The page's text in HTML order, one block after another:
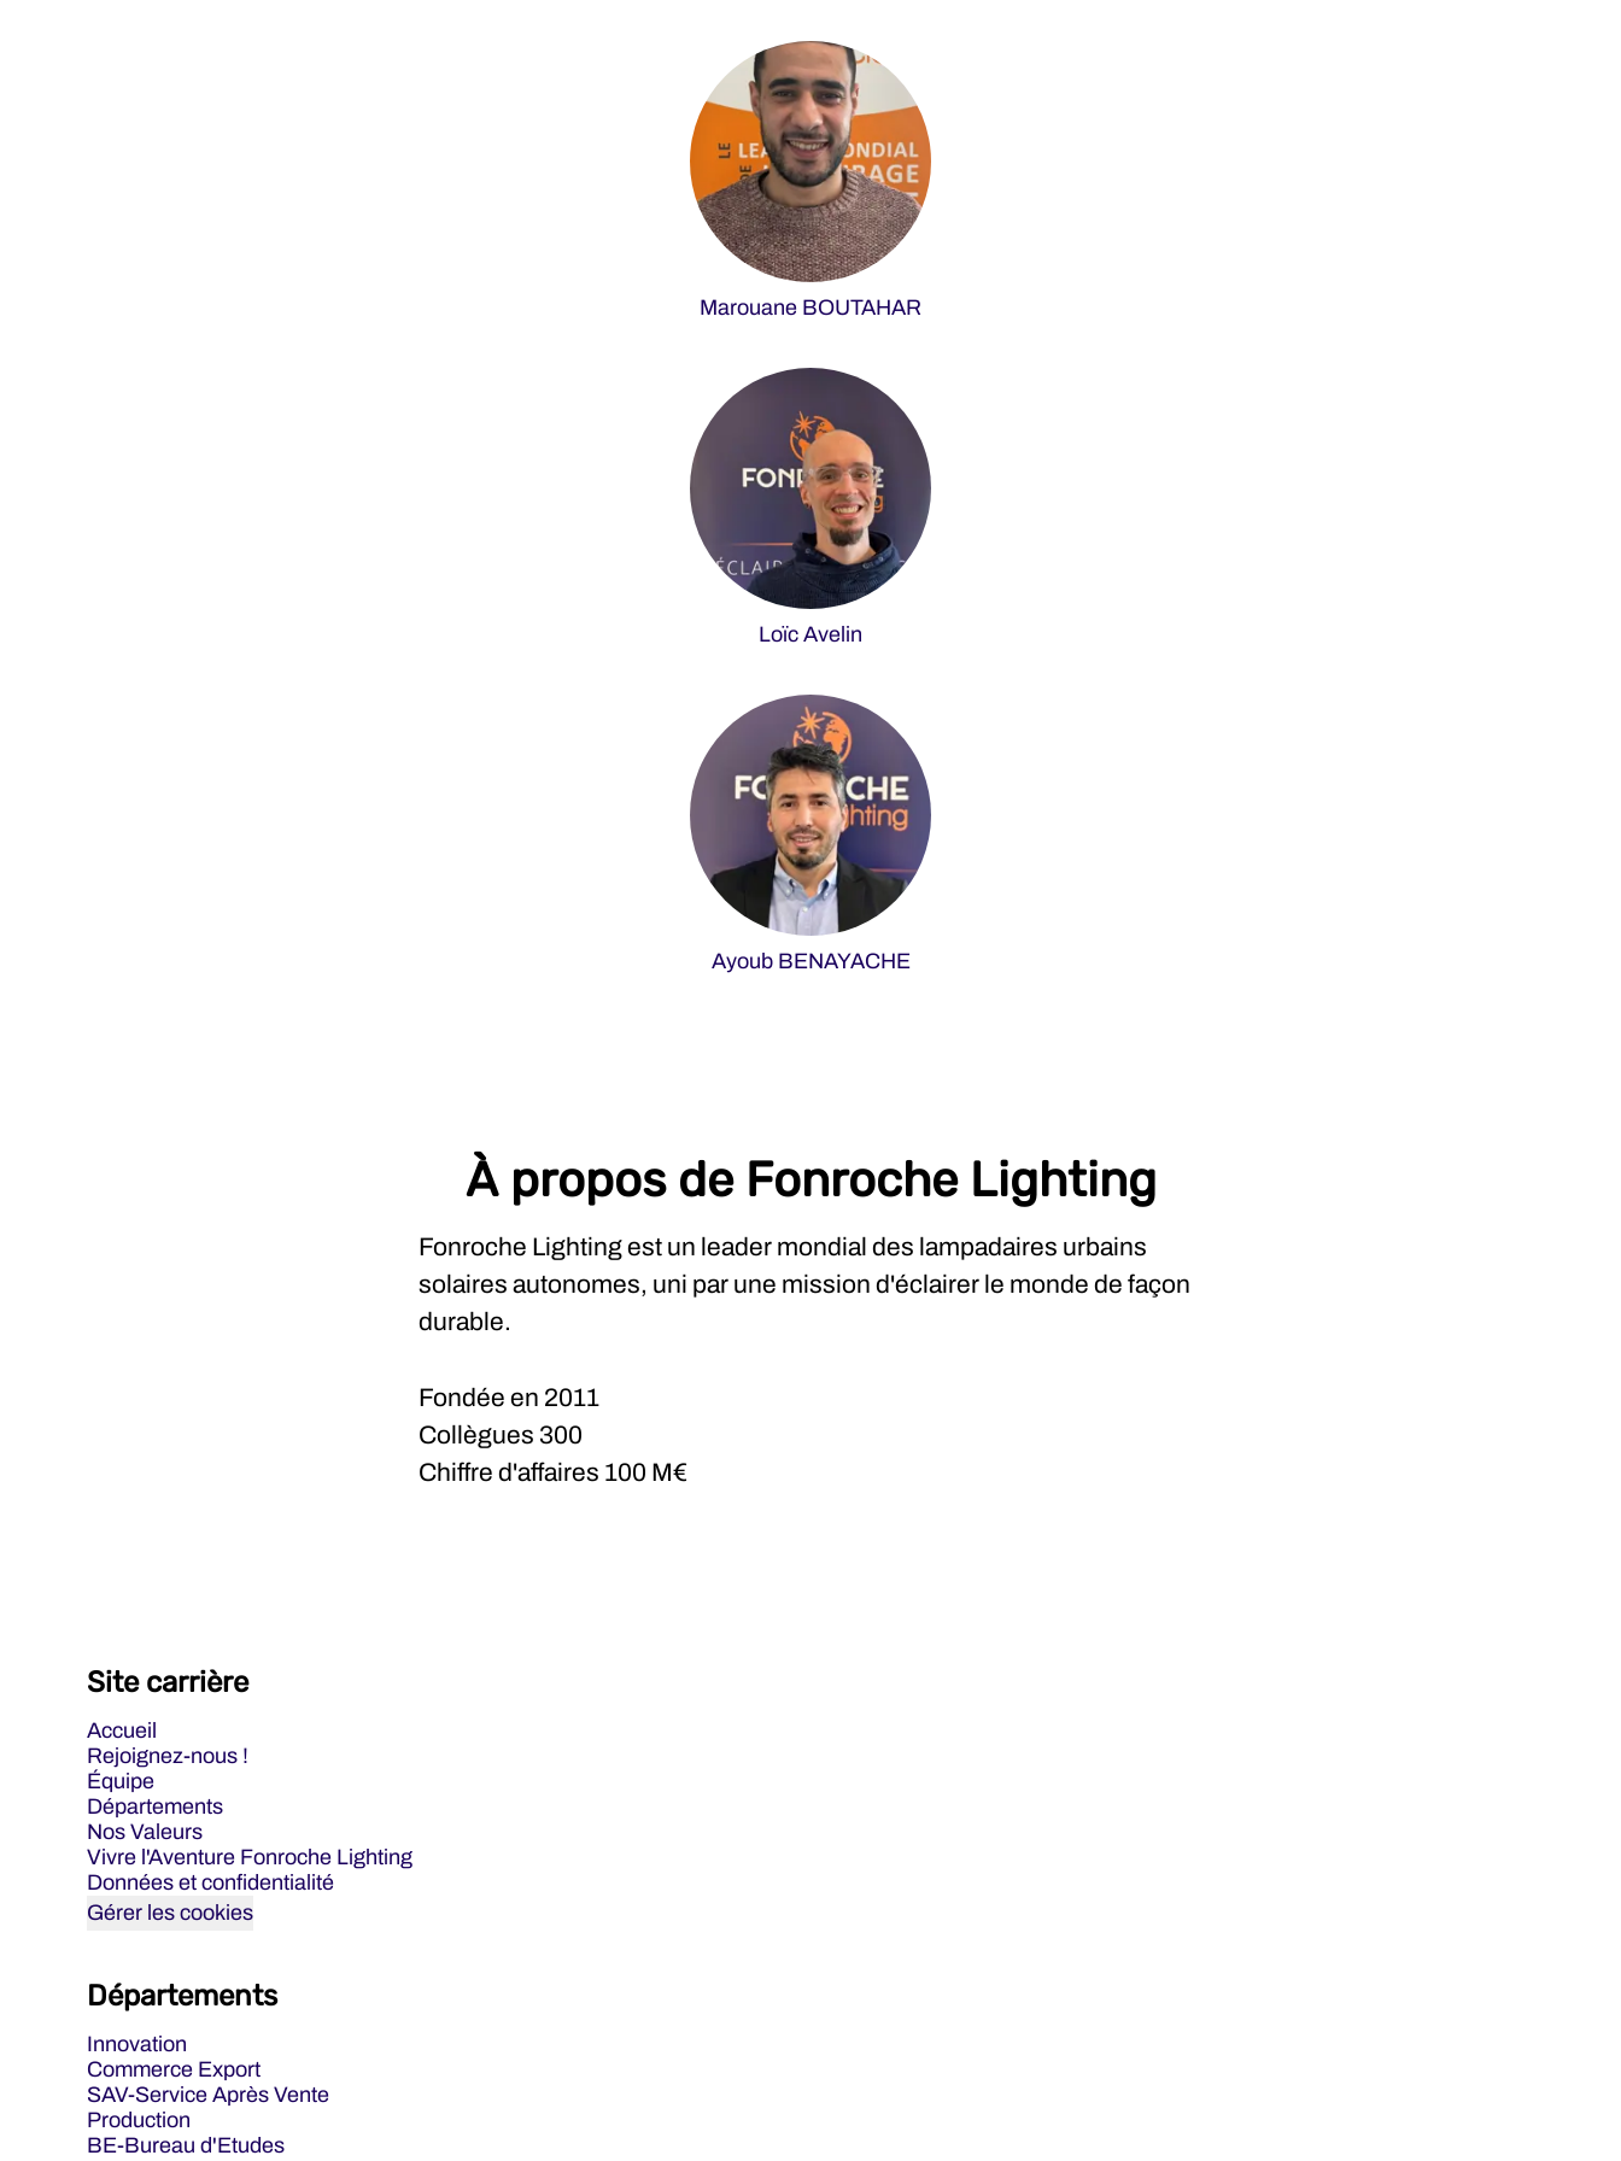
Marouane BOUTAHAR
Loïc Avelin
Ayoub BENAYACHE
À propos de Fonroche Lighting
Fonroche Lighting est un leader mondial des lampadaires urbains
solaires autonomes, uni par une mission d'éclairer le monde de façon
durable.
Fondée en 2011
Collègues 300
Chiffre d'affaires 100 M€
Site carrière
Accueil
Rejoignez-nous !
Équipe
Départements
Nos Valeurs
Vivre l'Aventure Fonroche Lighting
Données et confidentialité
Gérer les cookies
Départements
Innovation
Commerce Export
SAV-Service Après Vente
Production
BE-Bureau d'Etudes